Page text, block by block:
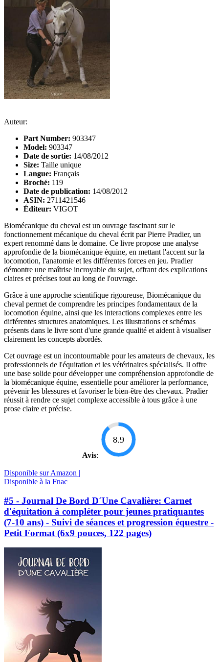
Auteur:
Part Number: 903347
Model: 903347
Date de sortie: 14/08/2012
Size: Taille unique
Langue: Français
Broché: 119
Date de publication: 14/08/2012
ASIN: 2711421546
Éditeur: VIGOT
Biomécanique du cheval est un ouvrage fascinant sur le
fonctionnement mécanique du cheval écrit par Pierre Pradier, un
expert renommé dans le domaine. Ce livre propose une analyse
approfondie de la biomécanique équine, en mettant l'accent sur la
locomotion, l'anatomie et les différentes forces en jeu. Pradier
démontre une maîtrise incroyable du sujet, offrant des explications
claires et précises tout au long de l'ouvrage.
Grâce à une approche scientifique rigoureuse, Biomécanique du
cheval permet de comprendre les principes fondamentaux de la
locomotion équine, ainsi que les interactions complexes entre les
différentes structures anatomiques. Les illustrations et schémas
présents dans le livre sont d'une grande qualité et aident à visualiser
clairement les concepts abordés.
Cet ouvrage est un incontournable pour les amateurs de chevaux, les
professionnels de l'équitation et les vétérinaires spécialisés. Il offre
une base solide pour développer une compréhension approfondie de
la biomécanique équine, essentielle pour améliorer la performance,
prévenir les blessures et favoriser le bien-être des chevaux. Pradier
réussit à rendre ce sujet complexe accessible à tous grâce à une
prose claire et précise.
Avis:
8.9
Disponible sur Amazon |
Disponible à la Fnac
#5 - Journal De Bord D´Une Cavalière: Carnet
d'équitation à compléter pour jeunes pratiquantes
(7-10 ans) - Suivi de séances et progression équestre -
Petit Format (6x9 pouces, 122 pages)